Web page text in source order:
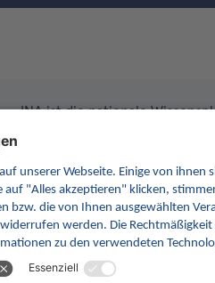
INA ist die nationale